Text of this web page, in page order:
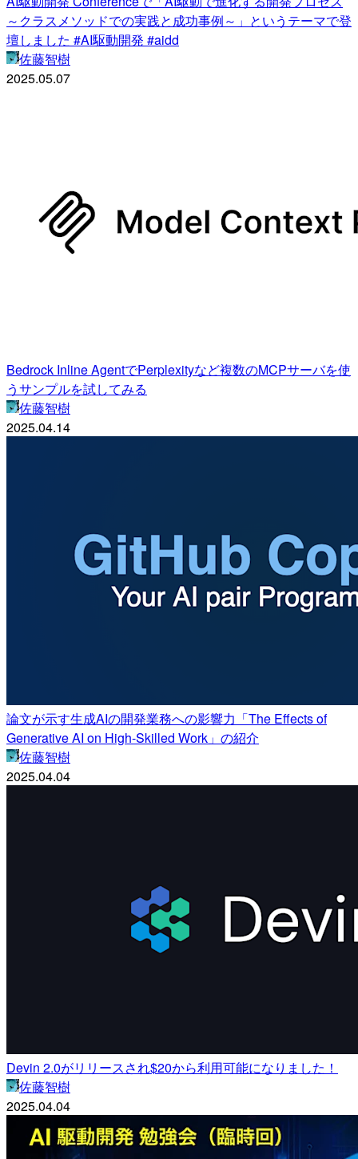
～クラスメソッドでの実践と成功事例～」というテーマで登
壇しました #AI駆動開発 #aidd
佐藤智樹
2025.05.07
Bedrock Inline AgentでPerplexityなど複数のMCPサーバを使
うサンプルを試してみる
佐藤智樹
2025.04.14
論文が示す生成AIの開発業務への影響力「The Effects of
Generative AI on High-Skilled Work」の紹介
佐藤智樹
2025.04.04
Devin 2.0がリリースされ$20から利用可能になりました！
佐藤智樹
2025.04.04